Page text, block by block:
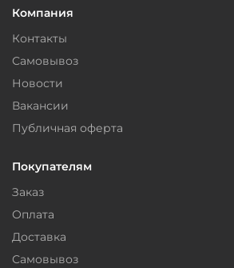
Компания
Контакты
Самовывоз
Новости
Вакансии
Публичная оферта
Покупателям
Заказ
Оплата
Доставка
Самовывоз